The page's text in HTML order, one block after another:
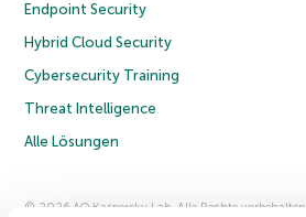
Endpoint Security
Hybrid Cloud Security
Cybersecurity Training
Threat Intelligence
Alle Lösungen
© 2026 AO Kaspersky Lab. Alle Rechte vorbehalten.